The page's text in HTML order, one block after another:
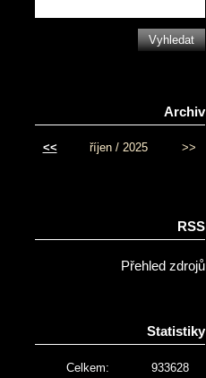
Archiv
<< říjen / 2025 >>
RSS
Přehled zdrojů
Statistiky
Celkem: 933628